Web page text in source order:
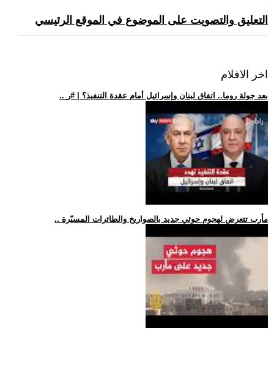
التعليق والتصويت على الموضوع في الموقع الرئيسي
اخر الافلام
.. بعد جولة روما.. اتفاق لبنان وإسرائيل أمام عقدة التنفيذ؟ | #ر
.. مأرب تتعرض لهجوم حوثي جديد بالصواريخ والطائرات المسيّرة